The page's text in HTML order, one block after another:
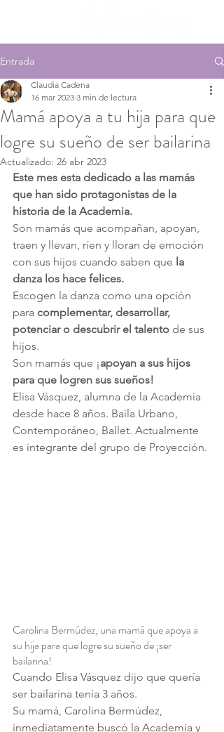
Entrada
Mamá apoya a tu hija para que
logre su sueño de ser bailarina
Claudia Cadena
16 mar 2023 3 min de lectura
Actualizado: 26 abr 2023
Este mes esta dedicado a las mamás
que han sido protagonistas de la
historia de la Academia.
Son mamás que acompañan, apoyan,
traen y llevan, ríen y lloran de emoción
con sus hijos cuando saben que la
danza los hace felices.
Escogen la danza como una opción
para complementar, desarrollar,
potenciar o descubrir el talento de sus
hijos.
Son mamás que ¡apoyan a sus hijos
para que logren sus sueños!
Elisa Vásquez, alumna de la Academia
desde hace 8 años. Baila Urbano,
Contemporáneo, Ballet. Actualmente
es integrante del grupo de Proyección.
Carolina Bermúdez, una mamá que apoya a
su hija para que logre su sueño de ¡ser
bailarina!
Cuando Elisa Vásquez dijo que quería
ser bailarina tenía 3 años.
Su mamá, Carolina Bermúdez,
inmediatamente buscó la Academia y